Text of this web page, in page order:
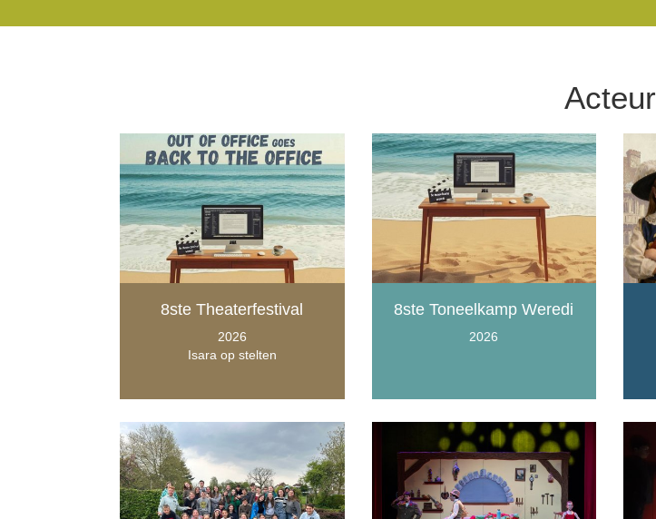
Acteur
8ste Theaterfestival
2026
Isara op stelten
8ste Toneelkamp Weredi
2026